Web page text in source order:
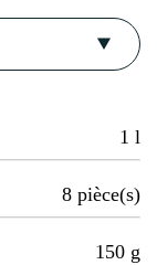
1 l
8 pièce(s)
150 g